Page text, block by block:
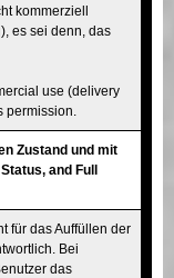
kommerziell
es sei denn, das
use (delivery
permission.
Zustand und mit
and Full
für das Auffüllen der
Bei
das